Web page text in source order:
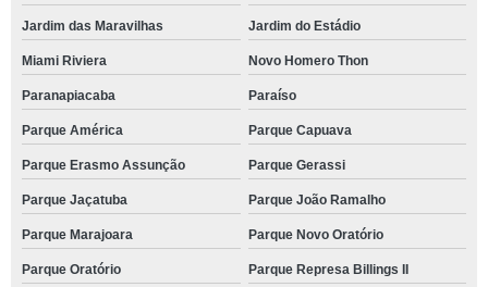
Jardim das Maravilhas Jardim do Estádio
Miami Riviera Novo Homero Thon
Paranapiacaba Paraíso
Parque América Parque Capuava
Parque Erasmo Assunção Parque Gerassi
Parque Jaçatuba Parque João Ramalho
Parque Marajoara Parque Novo Oratório
Parque Oratório Parque Represa Billings II